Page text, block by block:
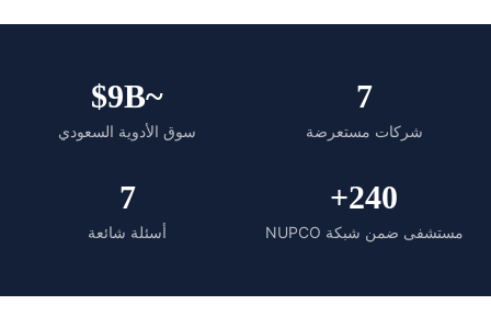
7
شركات مستعرضة
~$9B
سوق الأدوية السعودي
240+
مستشفى ضمن شبكة NUPCO
7
أسئلة شائعة